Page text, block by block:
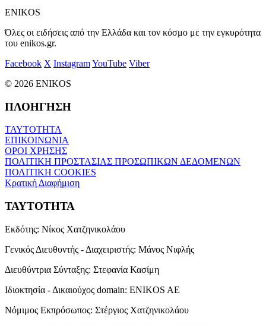
ENIKOS
Όλες οι ειδήσεις από την Ελλάδα και τον κόσμο με την εγκυρότητα
του enikos.gr.
Facebook X InstagramYouTube Viber
© 2026 ENIKOS
ΠΛΟΗΓΗΣΗ
ΤΑΥΤΟΤΗΤΑ
ΕΠΙΚΟΙΝΩΝΙΑ
ΟΡΟΙ ΧΡΗΣΗΣ
ΠΟΛΙΤΙΚΗ ΠΡΟΣΤΑΣΙΑΣ ΠΡΟΣΩΠΙΚΩΝ ΔΕΔΟΜΕΝΩΝ
ΠΟΛΙΤΙΚΗ COOKIES
Κρατική Διαφήμιση
ΤΑΥΤΟΤΗΤΑ
Εκδότης: Νίκος Χατζηνικολάου
Γενικός Διευθυντής - Διαχειριστής: Μάνος Νιφλής
Διευθύντρια Σύνταξης: Στεφανία Κασίμη
Ιδιοκτησία - Δικαιούχος domain: ENIKOS AE
Νόμιμος Εκπρόσωπος: Στέργιος Χατζηνικολάου